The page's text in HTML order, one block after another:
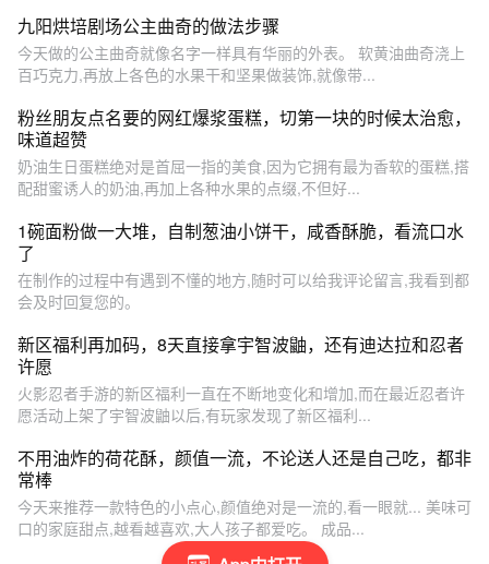
九阳烘培剧场公主曲奇的做法步骤
今天做的公主曲奇就像名字一样具有华丽的外表。 软黄油曲奇浇上
百巧克力,再放上各色的水果干和坚果做装饰,就像带...
粉丝朋友点名要的网红爆浆蛋糕，切第一块的时候太治愈，
味道超赞
奶油生日蛋糕绝对是首屈一指的美食,因为它拥有最为香软的蛋糕,搭
配甜蜜诱人的奶油,再加上各种水果的点缀,不但好...
1碗面粉做一大堆，自制葱油小饼干，咸香酥脆，看流口水
了
在制作的过程中有遇到不懂的地方,随时可以给我评论留言,我看到都
会及时回复您的。
新区福利再加码，8天直接拿宇智波鼬，还有迪达拉和忍者
许愿
火影忍者手游的新区福利一直在不断地变化和增加,而在最近忍者许
愿活动上架了宇智波鼬以后,有玩家发现了新区福利...
不用油炸的荷花酥，颜值一流，不论送人还是自己吃，都非
常棒
今天来推荐一款特色的小点心,颜值绝对是一流的,看一眼就... 美味可
口的家庭甜点,越看越喜欢,大人孩子都爱吃。 成品...